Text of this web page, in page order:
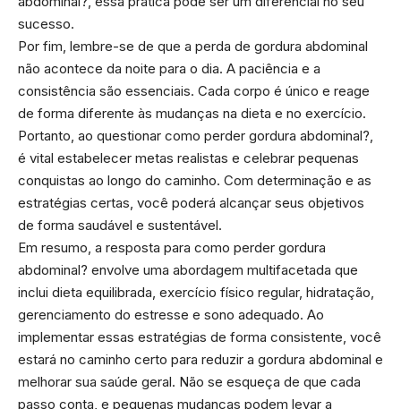
sucesso.
Por fim, lembre-se de que a perda de gordura abdominal
não acontece da noite para o dia. A paciência e a
consistência são essenciais. Cada corpo é único e reage
de forma diferente às mudanças na dieta e no exercício.
Portanto, ao questionar como perder gordura abdominal?,
é vital estabelecer metas realistas e celebrar pequenas
conquistas ao longo do caminho. Com determinação e as
estratégias certas, você poderá alcançar seus objetivos
de forma saudável e sustentável.
Em resumo, a resposta para como perder gordura
abdominal? envolve uma abordagem multifacetada que
inclui dieta equilibrada, exercício físico regular, hidratação,
gerenciamento do estresse e sono adequado. Ao
implementar essas estratégias de forma consistente, você
estará no caminho certo para reduzir a gordura abdominal e
melhorar sua saúde geral. Não se esqueça de que cada
passo conta, e pequenas mudanças podem levar a